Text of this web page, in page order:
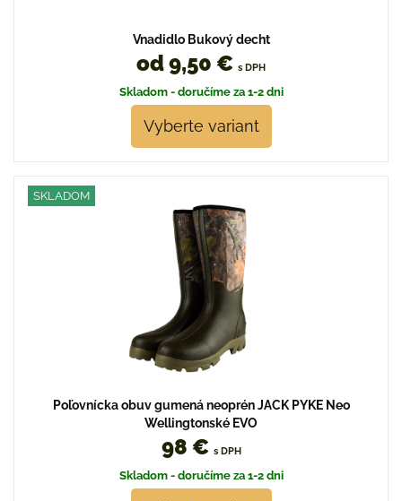
Vnadidlo Bukový decht
od 9,50 € s DPH
Skladom - doručíme za 1-2 dni
Vyberte variant
SKLADOM
Poľovnícka obuv gumená neoprén JACK PYKE Neo
Wellingtonské EVO
98 € s DPH
Skladom - doručíme za 1-2 dni